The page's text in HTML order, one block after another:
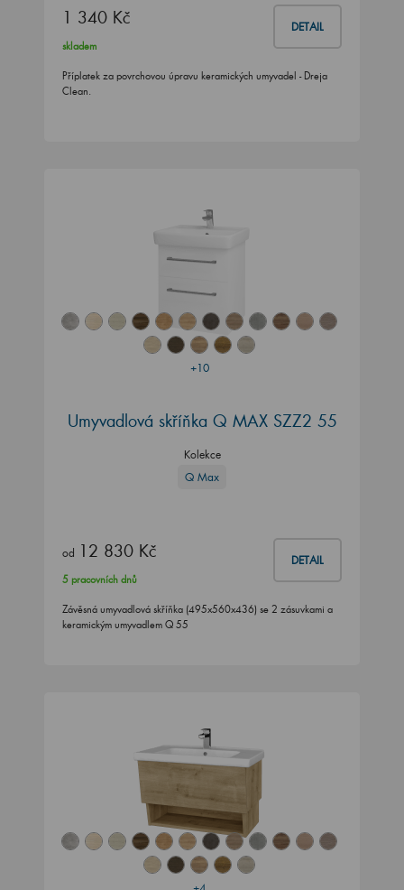
1 340 Kč DETAIL
skladem
Příplatek za povrchovou úpravu keramických umyvadel - Dreja
Clean.
+10
Umyvadlová skříňka Q MAX SZZ2 55
Kolekce
Q Max
od 12 830 Kč DETAIL
5 pracovních dnů
Závěsná umyvadlová skříňka (495x560x436) se 2 zásuvkami a
keramickým umyvadlem Q 55